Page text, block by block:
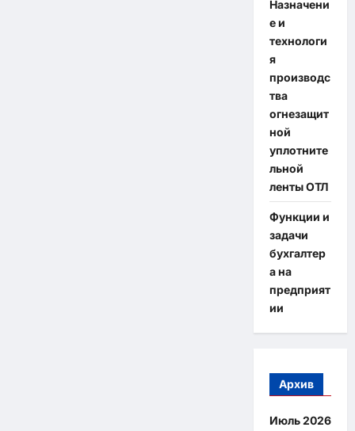
Назначени
е и
технологи
я
производс
тва
огнезащит
ной
уплотните
льной
ленты ОТЛ
Функции и
задачи
бухгалтер
а на
предприят
ии
Архив
Июль 2026